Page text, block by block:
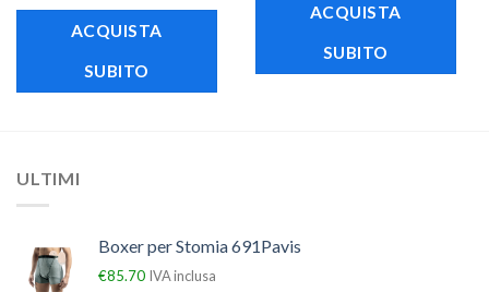
ACQUISTA
SUBITO
ACQUISTA
SUBITO
ULTIMI
Boxer per Stomia 691Pavis
€85.70 IVA inclusa